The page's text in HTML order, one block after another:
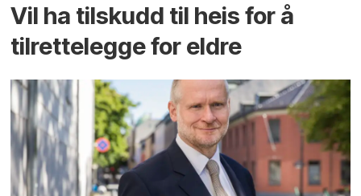
Vil ha tilskudd til heis for å
tilrettelegge for eldre